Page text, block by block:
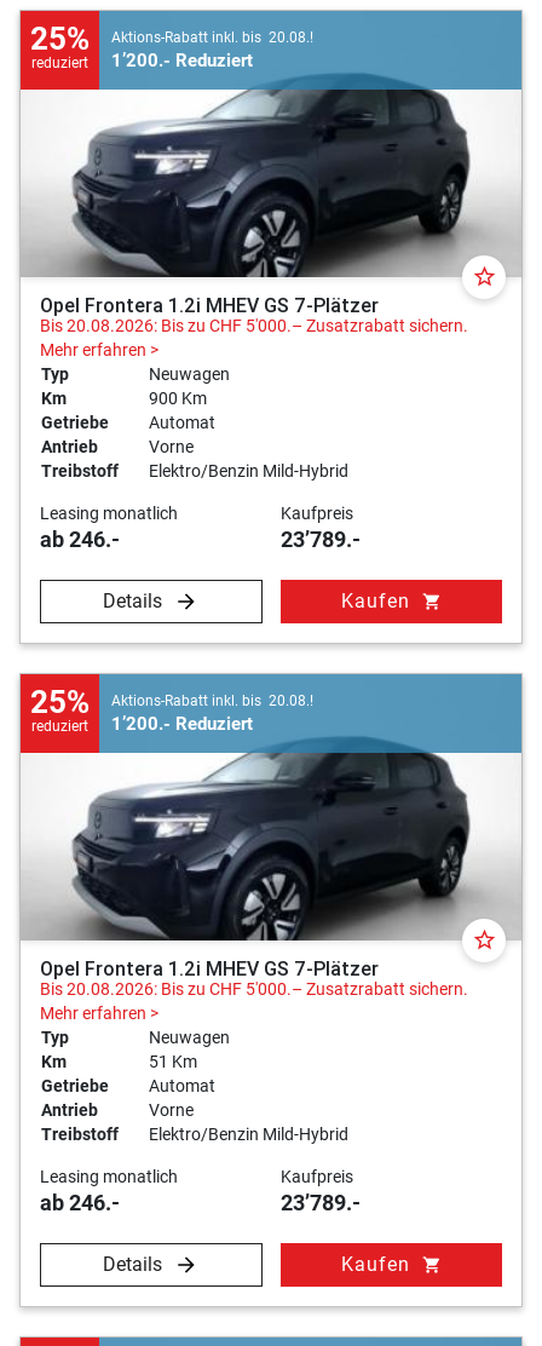
25%
reduziert
Aktions-Rabatt inkl. bis 20.08.!
1’200.- Reduziert
star_border
Opel Frontera 1.2i MHEV GS 7-Plätzer
Bis 20.08.2026: Bis zu CHF 5'000.– Zusatzrabatt sichern.
Mehr erfahren >
Typ
Neuwagen
Km
900 Km
Getriebe
Automat
Antrieb
Vorne
Treibstoff
Elektro/Benzin Mild-Hybrid
Leasing monatlich
ab 246.-
Kaufpreis
23’789.-
Details Kaufen shopping_cart
25%
reduziert
Aktions-Rabatt inkl. bis 20.08.!
1’200.- Reduziert
star_border
Opel Frontera 1.2i MHEV GS 7-Plätzer
Bis 20.08.2026: Bis zu CHF 5'000.– Zusatzrabatt sichern.
Mehr erfahren >
Typ
Neuwagen
Km
51 Km
Getriebe
Automat
Antrieb
Vorne
Treibstoff
Elektro/Benzin Mild-Hybrid
Leasing monatlich
ab 246.-
Kaufpreis
23’789.-
Details Kaufen shopping_cart